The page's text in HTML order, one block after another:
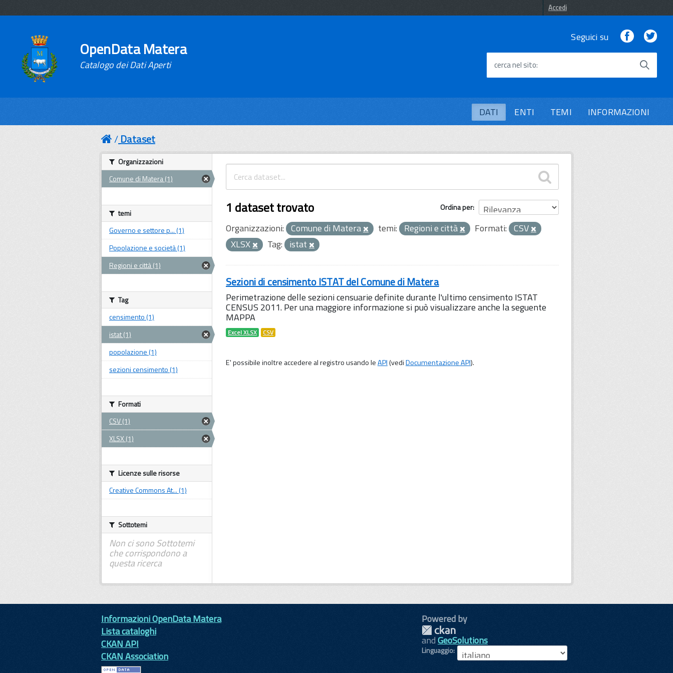
Accedi
OpenData Matera
Catalogo dei Dati Aperti
Seguici su Facebook
cerca nel sito
DATI ENTI TEMI INFORMAZIONI
Dataset
Ordina per
1 dataset trovato
Organizzazioni: Comune di Matera temi: Regioni e città Formati: CSV
XLSX
Tag: istat
Sezioni di censimento ISTAT del Comune di Matera
Perimetrazione delle sezioni censuarie definite durante l'ultimo censimento ISTAT
CENSUS 2011. Per una maggiore informazione si può visualizzare anche la seguente
MAPPA
Excel XLSX CSV
E' possibile inoltre accedere al registro usando leAPI(vediDocumentazione API).
Organizzazioni
Comune di Matera (1)
temi
Governo e settore p... (1)
Popolazione e società (1)
Regioni e città (1)
Tag
censimento (1)
istat (1)
popolazione (1)
sezioni censimento (1)
Formati
CSV (1)
XLSX (1)
Licenze sulle risorse
Creative Commons At... (1)
Sottotemi
Non ci sono Sottotemi
che corrispondono a
questa ricerca
Informazioni OpenData Matera
Lista cataloghi
CKAN API
CKAN Association
Powered by
andGeoSolutions
Linguaggio